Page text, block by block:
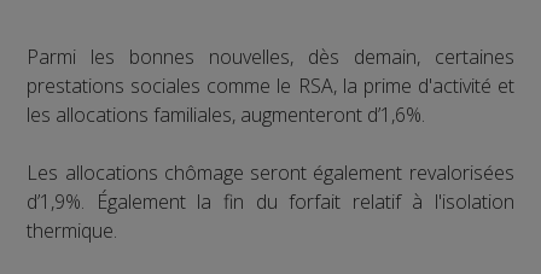
Parmi les bonnes nouvelles, dès demain, certaines
prestations sociales comme le RSA, la prime d'activité et
les allocations familiales, augmenteront d’1,6%.
Les allocations chômage seront également revalorisées
d’1,9%. Également la fin du forfait relatif à l'isolation
thermique.